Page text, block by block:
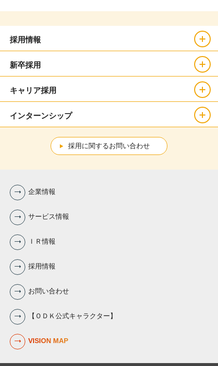
採用情報
新卒採用
キャリア採用
インターンシップ
採用に関するお問い合わせ
企業情報
サービス情報
ＩＲ情報
採用情報
お問い合わせ
【ＯＤＫ公式キャラクター】
VISION MAP